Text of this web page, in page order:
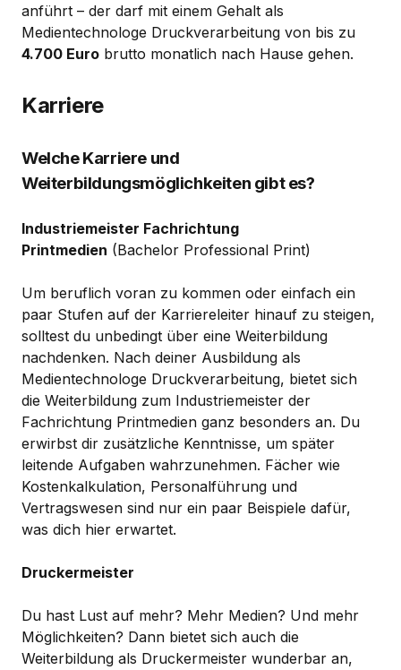
anführt – der darf mit einem Gehalt als
Medientechnologe Druckverarbeitung von bis zu
4.700 Euro brutto monatlich nach Hause gehen.
Karriere
Welche Karriere und
Weiterbildungsmöglichkeiten gibt es?
Industriemeister Fachrichtung
Printmedien (Bachelor Professional Print)
Um beruflich voran zu kommen oder einfach ein
paar Stufen auf der Karriereleiter hinauf zu steigen,
solltest du unbedingt über eine Weiterbildung
nachdenken. Nach deiner Ausbildung als
Medientechnologe Druckverarbeitung, bietet sich
die Weiterbildung zum Industriemeister der
Fachrichtung Printmedien ganz besonders an. Du
erwirbst dir zusätzliche Kenntnisse, um später
leitende Aufgaben wahrzunehmen. Fächer wie
Kostenkalkulation, Personalführung und
Vertragswesen sind nur ein paar Beispiele dafür,
was dich hier erwartet.
Druckermeister
Du hast Lust auf mehr? Mehr Medien? Und mehr
Möglichkeiten? Dann bietet sich auch die
Weiterbildung als Druckermeister wunderbar an,